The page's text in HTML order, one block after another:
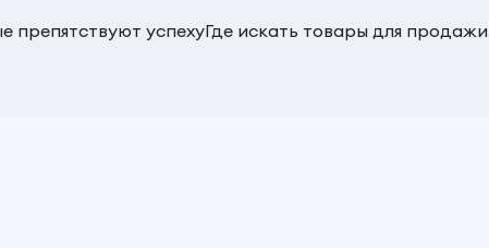
препятствуют успехуГде искать товары для продажи